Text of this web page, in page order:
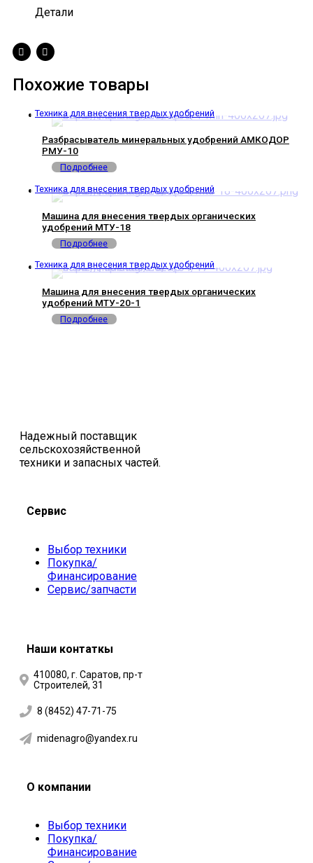
Детали
Похожие товары
Техника для внесения твердых удобрений
Разбрасыватель минеральных удобрений АМКОДОР
РМУ-10
Подробнее
Техника для внесения твердых удобрений
Машина для внесения твердых органических
удобрений МТУ-18
Подробнее
Техника для внесения твердых удобрений
Машина для внесения твердых органических
удобрений МТУ-20-1
Подробнее
Надежный поставщик
сельскохозяйственной
техники и запасных частей.
Сервис
Выбор техники
Покупка/
Финансирование
Сервис/запчасти
Наши контаткы
410080, г. Саратов, пр-т
Строителей, 31
8 (8452) 47-71-75
midenagro@yandex.ru
О компании
Выбор техники
Покупка/
Финансирование